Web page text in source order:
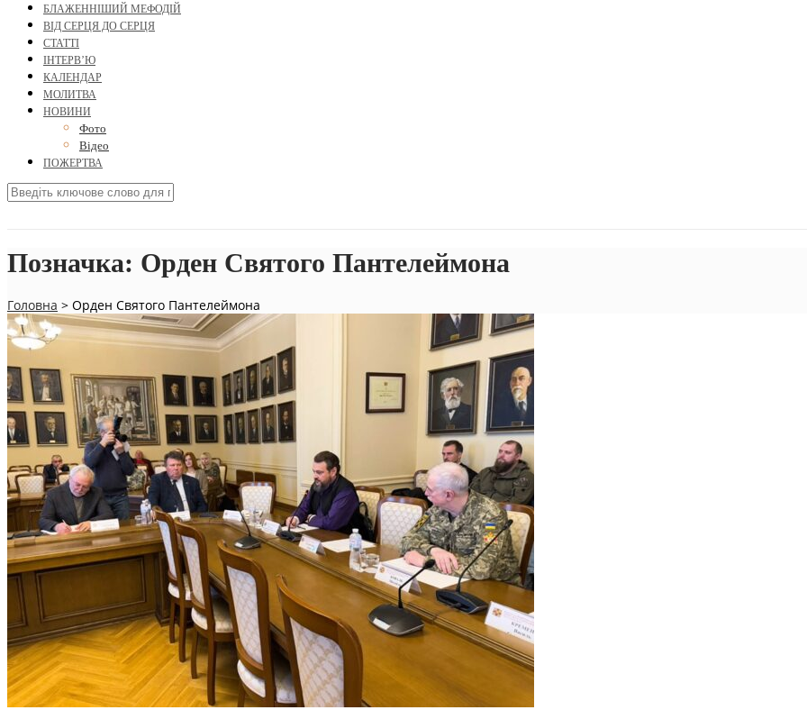
БЛАЖЕННІШИЙ МЕФОДІЙ
ВІД СЕРЦЯ ДО СЕРЦЯ
СТАТТІ
ІНТЕРВ’Ю
КАЛЕНДАР
МОЛИТВА
НОВИНИ
Фото
Відео
ПОЖЕРТВА
Позначка: Орден Святого Пантелеймона
Головна > Орден Святого Пантелеймона